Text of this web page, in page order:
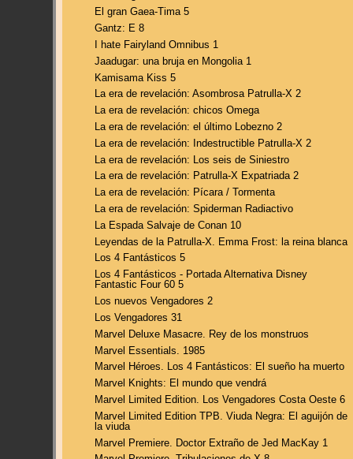
El gran Gaea-Tima 5
Gantz: E 8
I hate Fairyland Omnibus 1
Jaadugar: una bruja en Mongolia 1
Kamisama Kiss 5
La era de revelación: Asombrosa Patrulla-X 2
La era de revelación: chicos Omega
La era de revelación: el último Lobezno 2
La era de revelación: Indestructible Patrulla-X 2
La era de revelación: Los seis de Siniestro
La era de revelación: Patrulla-X Expatriada 2
La era de revelación: Pícara / Tormenta
La era de revelación: Spiderman Radiactivo
La Espada Salvaje de Conan 10
Leyendas de la Patrulla-X. Emma Frost: la reina blanca
Los 4 Fantásticos 5
Los 4 Fantásticos - Portada Alternativa Disney
Fantastic Four 60 5
Los nuevos Vengadores 2
Los Vengadores 31
Marvel Deluxe Masacre. Rey de los monstruos
Marvel Essentials. 1985
Marvel Héroes. Los 4 Fantásticos: El sueño ha muerto
Marvel Knights: El mundo que vendrá
Marvel Limited Edition. Los Vengadores Costa Oeste 6
Marvel Limited Edition TPB. Viuda Negra: El aguijón de
la viuda
Marvel Premiere. Doctor Extraño de Jed MacKay 1